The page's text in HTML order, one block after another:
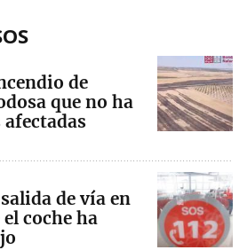
de
que no ha
de vía en
coche ha